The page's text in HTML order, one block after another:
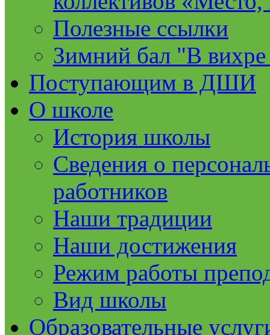
Полезные ссылки
Зимний бал "В вихре
Поступающим в ДШИ
О школе
История школы
Сведения о
работников
Наши традиции
Наши достижения
Режим работы
Вид школы
Образовательные